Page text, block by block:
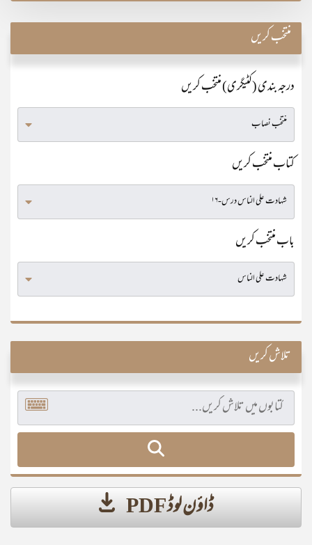
منتخب کریں
درجہ بندی (کٹیگری) منتخب کریں
کتاب منتخب کریں
باب منتخب کریں
تلاش کریں
ڈاؤن لوڈ PDF